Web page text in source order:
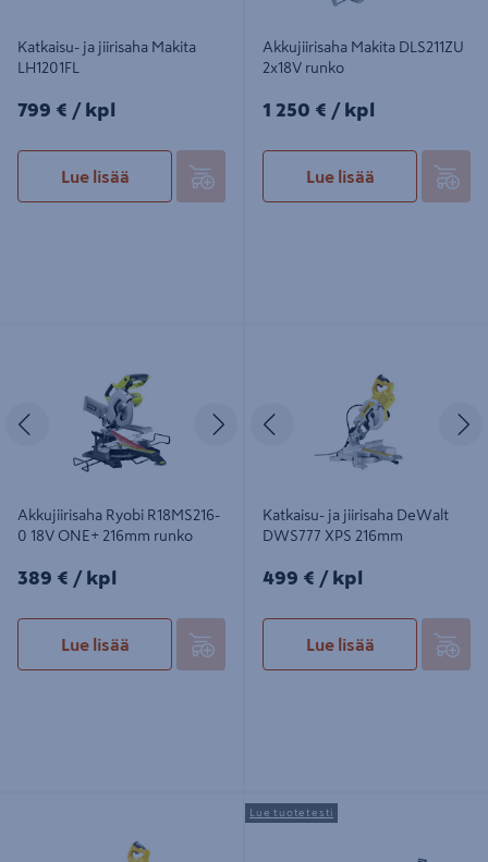
Katkaisu- ja jiirisaha Makita
LH1201FL
799€/kpl
799 € / kpl
Lue lisää
Akkujiirisaha Makita DLS211ZU
2x18V runko
1250€/kpl
1 250 € / kpl
Lue lisää
Edellinen Seuraava
Akkujiirisaha Ryobi R18MS216-
0 18V ONE+ 216mm runko
389€/kpl
389 € / kpl
Lue lisää
Edellinen
Katkaisu- ja jiirisaha DeWalt
DWS777 XPS 216mm
499€/kpl
499 € / kpl
Lue lisää
Jiirisahajalusta Bosch GTA 2500
Compact
Lue tuotetesti